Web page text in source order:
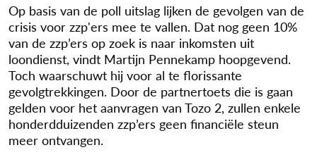
Op basis van de poll uitslag lijken de gevolgen van de
crisis voor zzp'ers mee te vallen. Dat nog geen 10%
van de zzp’ers op zoek is naar inkomsten uit
loondienst, vindt Martijn Pennekamp hoopgevend.
Toch waarschuwt hij voor al te florissante
gevolgtrekkingen. Door de partnertoets die is gaan
gelden voor het aanvragen van Tozo 2, zullen enkele
honderdduizenden zzp’ers geen financiële steun
meer ontvangen.